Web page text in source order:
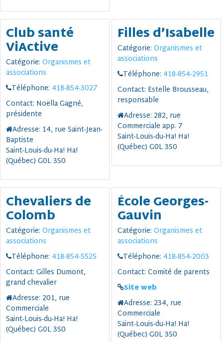
Club santé
ViActive
Catégorie: Organismes et
associations
Téléphone: 418-854-3027
Contact: Noëlla Gagné,
présidente
Adresse: 14, rue Saint-Jean-
Baptiste
Saint-Louis-du-Ha! Ha!
(Québec) G0L 3S0
Filles d’Isabelle
Catégorie: Organismes et
associations
Téléphone: 418-854-2951
Contact: Estelle Brousseau,
responsable
Adresse: 282, rue
Commerciale app. 7
Saint-Louis-du-Ha! Ha!
(Québec) G0L 3S0
Chevaliers de
Colomb
Catégorie: Organismes et
associations
Téléphone: 418-854-5525
Contact: Gilles Dumont,
grand chevalier
Adresse: 201, rue
Commerciale
Saint-Louis-du-Ha! Ha!
(Québec) G0L 3S0
École Georges-
Gauvin
Catégorie: Organismes et
associations
Téléphone: 418-854-2003
Contact: Comité de parents
Site web
Adresse: 234, rue
Commerciale
Saint-Louis-du-Ha! Ha!
(Québec) G0L 3S0